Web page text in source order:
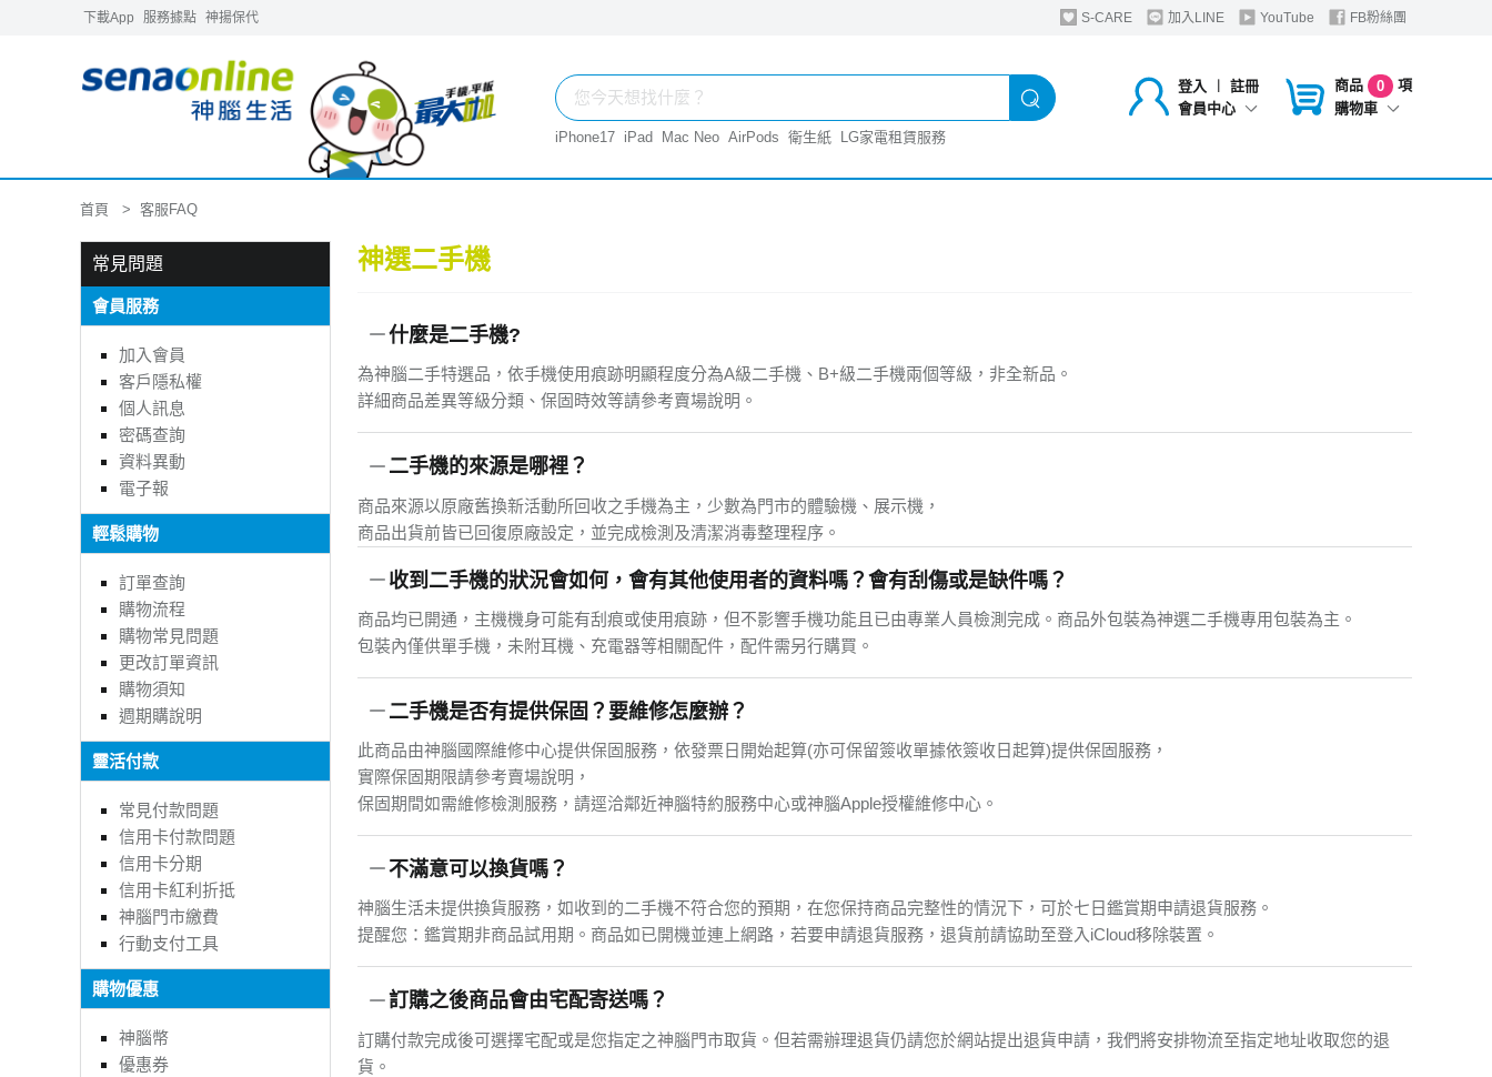
下載App 服務據點 神揚保代 S-CARE 加入LINE YouTube FB粉絲團
登入 ︱
註冊
會員中心
商品 0
項
購物車
iPhone17 iPad Mac Neo AirPods 衛生紙 LG家電租賃服務
首頁 客服FAQ
常見問題
會員服務
加入會員
客戶隱私權
個人訊息
密碼查詢
資料異動
電子報
輕鬆購物
訂單查詢
購物流程
購物常見問題
更改訂單資訊
購物須知
週期購說明
靈活付款
常見付款問題
信用卡付款問題
信用卡分期
信用卡紅利折抵
神腦門市繳費
行動支付工具
購物優惠
神腦幣
優惠券
神選二手機
什麼是二手機?
為神腦二手特選品，依手機使用痕跡明顯程度分為A級二手機、B+級二手機兩個等級，非全新品。
詳細商品差異等級分類、保固時效等請參考賣場說明。
二手機的來源是哪裡？
商品來源以原廠舊換新活動所回收之手機為主，少數為門市的體驗機、展示機，
商品出貨前皆已回復原廠設定，並完成檢測及清潔消毒整理程序。
收到二手機的狀況會如何，會有其他使用者的資料嗎？會有刮傷或是缺件嗎？
商品均已開通，主機機身可能有刮痕或使用痕跡，但不影響手機功能且已由專業人員檢測完成。商品外包裝為神選二手機專用包裝為主。
包裝內僅供單手機，未附耳機、充電器等相關配件，配件需另行購買。
二手機是否有提供保固？要維修怎麼辦？
此商品由神腦國際維修中心提供保固服務，依發票日開始起算(亦可保留簽收單據依簽收日起算)提供保固服務，
實際保固期限請參考賣場說明，
保固期間如需維修檢測服務，請逕洽鄰近神腦特約服務中心或神腦Apple授權維修中心。
不滿意可以換貨嗎？
神腦生活未提供換貨服務，如收到的二手機不符合您的預期，在您保持商品完整性的情況下，可於七日鑑賞期申請退貨服務。
提醒您：鑑賞期非商品試用期。商品如已開機並連上網路，若要申請退貨服務，退貨前請協助至登入iCloud移除裝置。
訂購之後商品會由宅配寄送嗎？
訂購付款完成後可選擇宅配或是您指定之神腦門市取貨。但若需辦理退貨仍請您於網站提出退貨申請，我們將安排物流至指定地址收取您的退
貨。